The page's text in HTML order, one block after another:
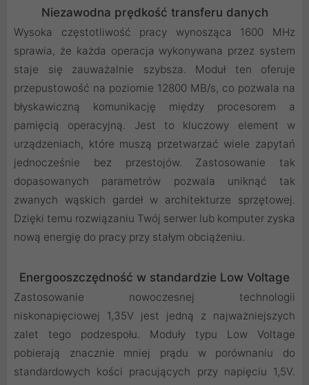
Niezawodna prędkość transferu danych
Wysoka częstotliwość pracy wynosząca 1600 MHz
sprawia, że każda operacja wykonywana przez system
staje się zauważalnie szybsza. Moduł ten oferuje
przepustowość na poziomie 12800 MB/s, co pozwala na
błyskawiczną komunikację między procesorem a
pamięcią operacyjną. Jest to kluczowy element w
urządzeniach, które muszą przetwarzać wiele zapytań
jednocześnie bez przestojów. Zastosowanie tak
dopasowanych parametrów pozwala uniknąć tak
zwanych wąskich gardeł w architekturze sprzętowej.
Dzięki temu rozwiązaniu Twój serwer lub komputer zyska
nową energię do pracy przy stałym obciążeniu.
Energooszczędność w standardzie Low Voltage
Zastosowanie nowoczesnej technologii
niskonapięciowej 1,35V jest jedną z najważniejszych
zalet tego podzespołu. Moduły typu Low Voltage
pobierają znacznie mniej prądu w porównaniu do
standardowych kości pracujących przy napięciu 1,5V.